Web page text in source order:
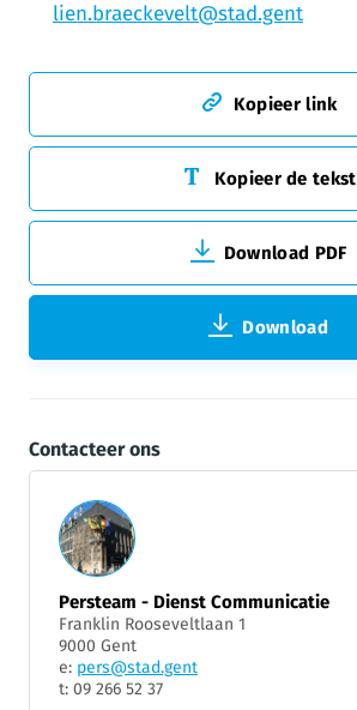
lien.braeckevelt@stad.gent
Kopieer link
Kopieer de tekst
Download PDF
Download
Contacteer ons
Persteam - Dienst Communicatie
Franklin Rooseveltlaan 1
9000 Gent
e: pers@stad.gent
t: 09 266 52 37